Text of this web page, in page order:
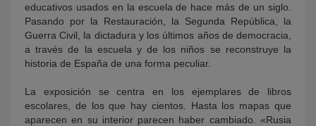
educativos usados en la escuela de hace más de un siglo.
Pasando por la Restauración, la Segunda República, la
Guerra Civil, la dictadura y los últimos años de democracia,
a través de la escuela y de los niños se reconstruye la
historia de España de una forma peculiar.
La exposición se centra en los ejemplares de libros
escolares, de los que hay cientos. Hasta los mapas que
aparecen en su interior parecen haber cambiado. «Rusia